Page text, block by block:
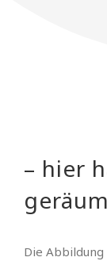
– hier
Die